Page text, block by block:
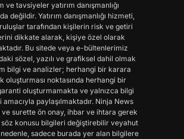
ve tavsiyeler yatırım danışmanlığı
değildir. Yatırım danışmanlığı hizmeti,
tarafından kişilerin risk ve getiri
dikkate alarak, kişiye özel olarak
Bu sitede veya e-bültenlerimiz
sözel, yazılı ve grafiksel dahil olmak
bilgi ve analizler; herhangi bir karara
oluşturması noktasında herhangi bir
oluşturmamakta ve yalnızca bilgi
amacıyla paylaşılmaktadır. Ninja News
surette ön onay, ihbar ve ihtara gerek
söz konusu bilgileri değiştirebilir veyahut
sadece burada yer alan bilgilere